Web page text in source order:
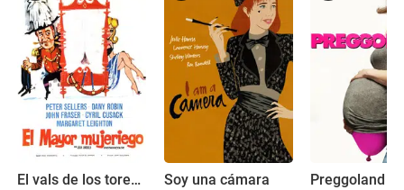
El vals de los toreadores Soy una cámara Preggoland